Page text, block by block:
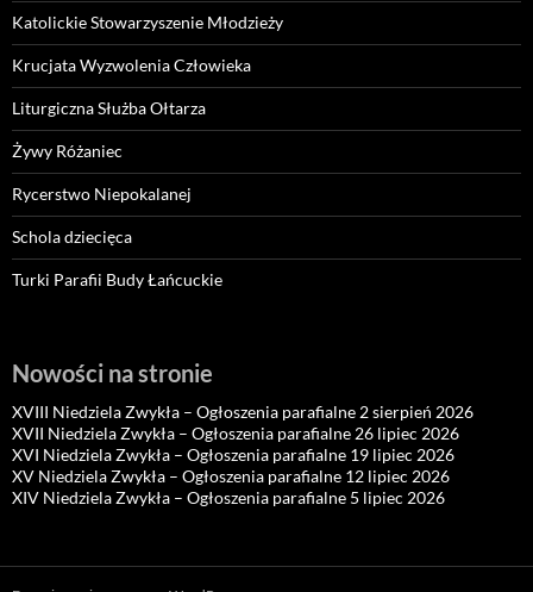
Katolickie Stowarzyszenie Młodzieży
Krucjata Wyzwolenia Człowieka
Liturgiczna Służba Ołtarza
Żywy Różaniec
Rycerstwo Niepokalanej
Schola dziecięca
Turki Parafii Budy Łańcuckie
Nowości na stronie
XVIII Niedziela Zwykła – Ogłoszenia parafialne 2 sierpień 2026
XVII Niedziela Zwykła – Ogłoszenia parafialne 26 lipiec 2026
XVI Niedziela Zwykła – Ogłoszenia parafialne 19 lipiec 2026
XV Niedziela Zwykła – Ogłoszenia parafialne 12 lipiec 2026
XIV Niedziela Zwykła – Ogłoszenia parafialne 5 lipiec 2026